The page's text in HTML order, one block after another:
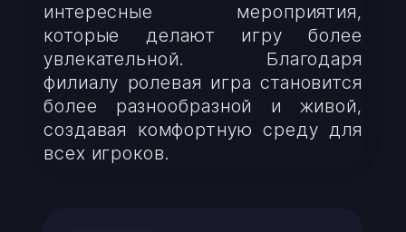
интересные мероприятия,
которые делают игру более
увлекательной. Благодаря
филиалу ролевая игра становится
более разнообразной и живой,
создавая комфортную среду для
всех игроков.